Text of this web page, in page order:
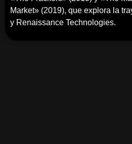
Market» (2019), que explora la
y Renaissance Technologies.